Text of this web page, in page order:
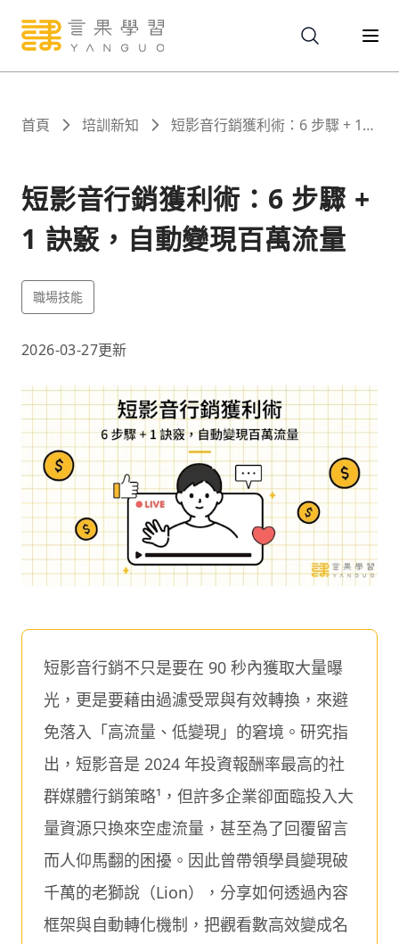
關於
課程
報名
文章
首頁 培訓新知
短影音行銷獲利術：6 步驟 + 1
短影音行銷獲利術：6 步驟 +
1 訣竅，自動變現百萬流量
職場技能
2026-03-27更新
短影音行銷不只是要在 90 秒內獲取大量曝
光，更是要藉由過濾受眾與有效轉換，來避
免落入「高流量、低變現」的窘境。研究指
出，短影音是 2024 年投資報酬率最高的社
群媒體行銷策略¹，但許多企業卻面臨投入大
量資源只換來空虛流量，甚至為了回覆留言
而人仰馬翻的困擾。因此曾帶領學員變現破
千萬的老獅說（Lion），分享如何透過內容
框架與自動轉化機制，把觀看數高效變成名